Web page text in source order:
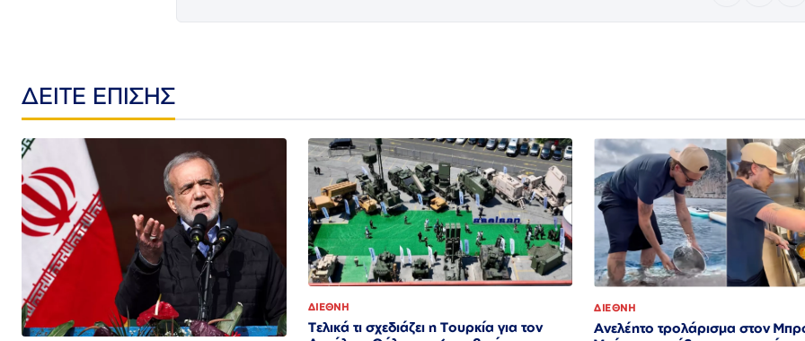
ΔΕΙΤΕ ΕΠΙΣΗΣ
ΔΙΕΘΝΗ
Τελικά τι σχεδιάζει η Τουρκία για τον
ΔΙΕΘΝΗ
Ανελέητο τρολάρισμα στον